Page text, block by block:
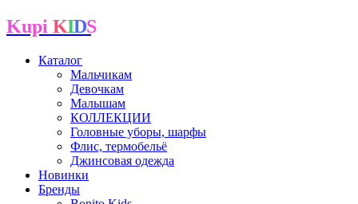
Kupi K I D S
Каталог
Мальчикам
Девочкам
Малышам
КОЛЛЕКЦИИ
Головные уборы, шарфы
Флис, термобельё
Джинсовая одежда
Новинки
Бренды